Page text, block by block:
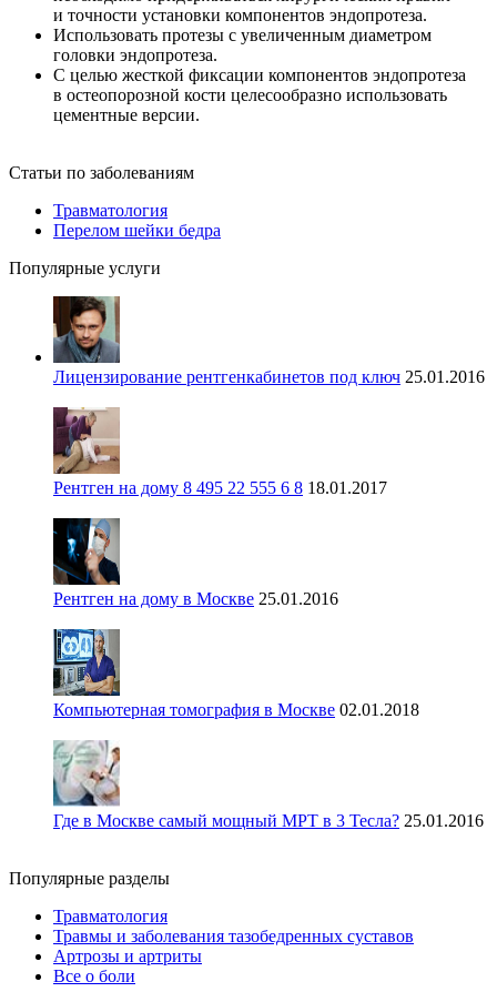
и точности установки компонентов эндопротеза.
Использовать протезы с увеличенным диаметром
головки эндопротеза.
С целью жесткой фиксации компонентов эндопротеза
в остеопорозной кости целесообразно использовать
цементные версии.
Статьи по заболеваниям
Травматология
Перелом шейки бедра
Популярные услуги
Лицензирование рентгенкабинетов под ключ 25.01.2016
Рентген на дому 8 495 22 555 6 8 18.01.2017
Рентген на дому в Москве 25.01.2016
Компьютерная томография в Москве 02.01.2018
Где в Москве самый мощный МРТ в 3 Тесла? 25.01.2016
Популярные разделы
Травматология
Травмы и заболевания тазобедренных суставов
Артрозы и артриты
Все о боли